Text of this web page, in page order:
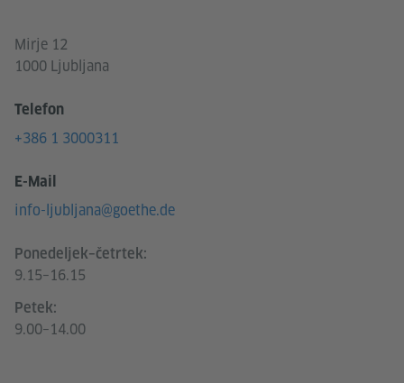
Mirje 12
1000 Ljubljana
Telefon
+386 1 3000311
E-Mail
info-ljubljana@goethe.de
Ponedeljek–četrtek:
9.15–16.15
Petek:
9.00–14.00